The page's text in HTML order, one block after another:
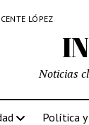
LÓPEZ
Noticias
Política y